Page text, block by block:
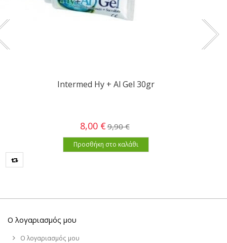
Intermed Hy + Al Gel 30gr
8,00 €9,90 €
Προσθήκη στο καλάθι
Ο λογαριασμός μου
Ο λογαριασμός μου